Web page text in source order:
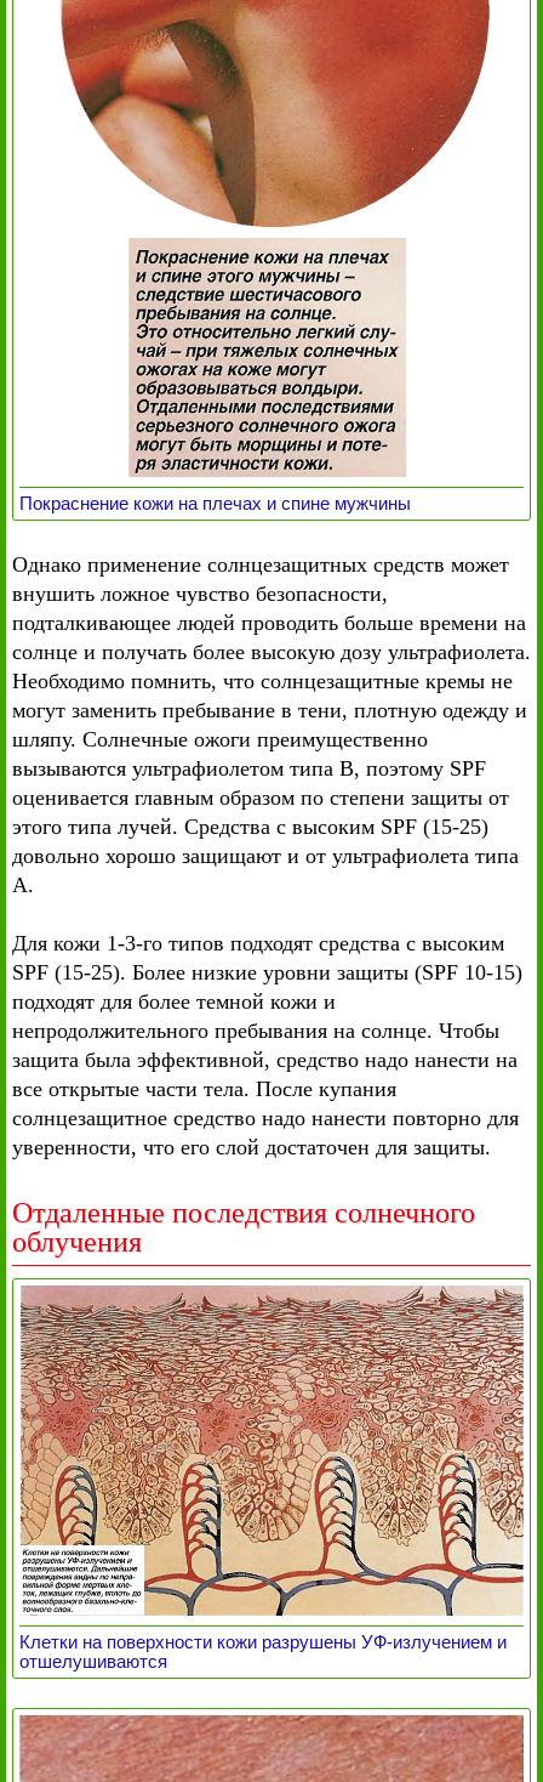
Покраснение кожи на плечах и спине мужчины
Однако применение солнцезащитных средств может
внушить ложное чувство безопасности,
подталкивающее людей проводить больше времени на
солнце и получать более высокую дозу ультрафиолета.
Необходимо помнить, что солнцезащитные кремы не
могут заменить пребывание в тени, плотную одежду и
шляпу. Солнечные ожоги преимущественно
вызываются ультрафиолетом типа В, поэтому SPF
оценивается главным образом по степени защиты от
этого типа лучей. Средства с высоким SPF (15-25)
довольно хорошо защищают и от ультрафиолета типа
А.
Для кожи 1-3-го типов подходят средства с высоким
SPF (15-25). Более низкие уровни защиты (SPF 10-15)
подходят для более темной кожи и
непродолжительного пребывания на солнце. Чтобы
защита была эффективной, средство надо нанести на
все открытые части тела. После купания
солнцезащитное средство надо нанести повторно для
уверенности, что его слой достаточен для защиты.
Отдаленные последствия солнечного
облучения
Клетки на поверхности кожи разрушены УФ-излучением и
отшелушиваются